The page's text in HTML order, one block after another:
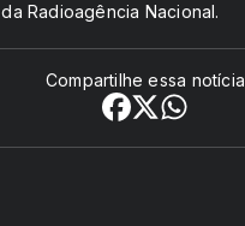
da Radioagência Nacional.
Compartilhe essa notícia